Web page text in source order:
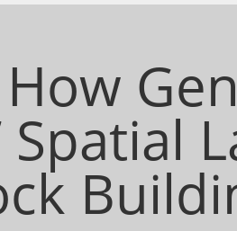
Spatial